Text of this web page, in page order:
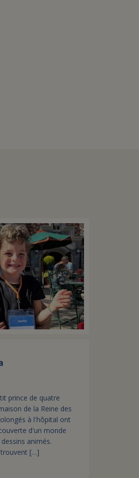
prince de quatre
de la Reine des
à l'hôpital ont
d'un monde
animés.
trouvent […]